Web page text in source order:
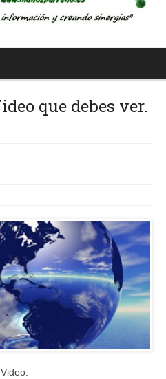
que debes ver.